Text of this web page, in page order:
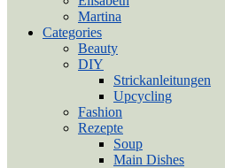
Martina
Categories
Beauty
DIY
Strickanleitungen
Upcycling
Fashion
Rezepte
Soup
Main Dishes